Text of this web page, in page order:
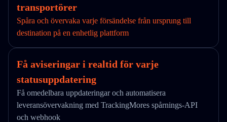
transportörer
Spåra och övervaka varje försändelse från ursprung till
destination på en enhetlig plattform
Få aviseringar i realtid för varje
statusuppdatering
Få omedelbara uppdateringar och automatisera
leveransövervakning med TrackingMores spårnings-API
och webhook